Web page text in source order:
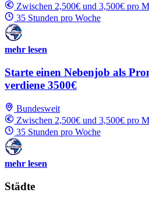
Zwischen 2,500€ und 3,500€ pro
35 Stunden pro Woche
mehr lesen
Starte einen Nebenjob als
verdiene 3500€
Bundesweit
Zwischen 2,500€ und 3,500€ pro
35 Stunden pro Woche
mehr lesen
Städte